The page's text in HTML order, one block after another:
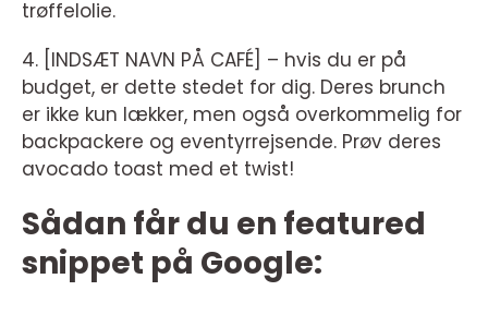
trøffelolie.
4. [INDSÆT NAVN PÅ CAFÉ] – hvis du er på
budget, er dette stedet for dig. Deres brunch
er ikke kun lækker, men også overkommelig for
backpackere og eventyrrejsende. Prøv deres
avocado toast med et twist!
Sådan får du en featured
snippet på Google: